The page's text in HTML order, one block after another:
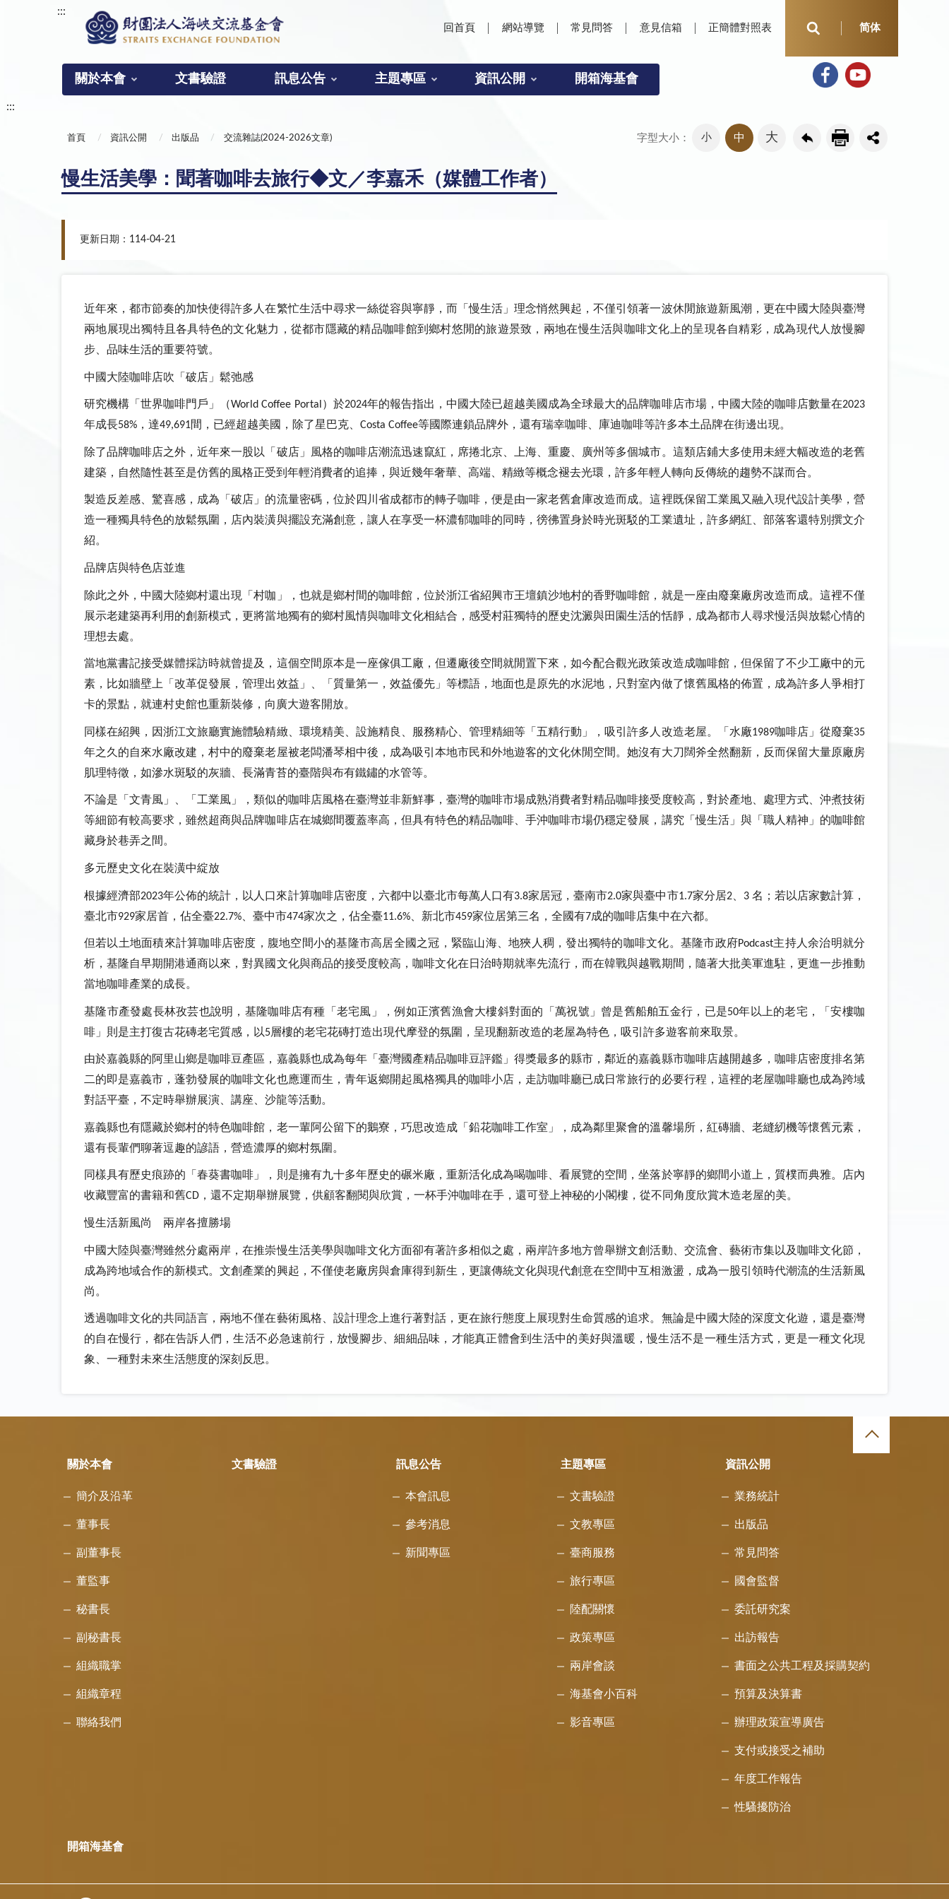
:::
回首頁 網站導覽 常見問答 意見信箱 正簡體對照表 简体
關於本會 文書驗證 訊息公告 主題專區 資訊公開 開箱海基會
:::
首頁 資訊公開 出版品 交流雜誌(2024-2026文章) 字型大小： 小 中 大
慢生活美學：聞著咖啡去旅行◆文／李嘉禾（媒體工作者）
更新日期：114-04-21
近年來，都市節奏的加快使得許多人在繁忙生活中尋求一絲從容與寧靜，而「慢生活」理念悄然興起，不僅引領著一波休閒旅遊新風潮，更在中國大陸與臺灣
兩地展現出獨特且各具特色的文化魅力，從都市隱藏的精品咖啡館到鄉村悠閒的旅遊景致，兩地在慢生活與咖啡文化上的呈現各自精彩，成為現代人放慢腳
步、品味生活的重要符號。
中國大陸咖啡店吹「破店」鬆弛感
研究機構「世界咖啡門戶」（World Coffee Portal ）於2024年的報告指出，中國大陸已超越美國成為全球最大的品牌咖啡店市場，中國大陸的咖啡店數量在2023
年成長58% ，達49,691間，已經超越美國，除了星巴克、 Costa Coffee等國際連鎖品牌外，還有瑞幸咖啡、庫迪咖啡等許多本土品牌在街邊出現。
除了品牌咖啡店之外，近年來一股以「破店」風格的咖啡店潮流迅速竄紅，席捲北京、上海、重慶、廣州等多個城市。這類店鋪大多使用未經大幅改造的老舊
建築，自然隨性甚至是仿舊的風格正受到年輕消費者的追捧，與近幾年奢華、高端、精緻等概念褪去光環，許多年輕人轉向反傳統的趨勢不謀而合。
製造反差感、驚喜感，成為「破店」的流量密碼，位於四川省成都市的轉子咖啡，便是由一家老舊倉庫改造而成。這裡既保留工業風又融入現代設計美學，營
造一種獨具特色的放鬆氛圍，店內裝潢與擺設充滿創意，讓人在享受一杯濃郁咖啡的同時，徬彿置身於時光斑駁的工業遺址，許多網紅、部落客還特別撰文介
紹。
品牌店與特色店並進
除此之外，中國大陸鄉村還出現「村咖」，也就是鄉村間的咖啡館，位於浙江省紹興市王壇鎮沙地村的香野咖啡館，就是一座由廢棄廠房改造而成。這裡不僅
展示老建築再利用的創新模式，更將當地獨有的鄉村風情與咖啡文化相結合，感受村莊獨特的歷史沈澱與田園生活的恬靜，成為都市人尋求慢活與放鬆心情的
理想去處。
當地黨書記接受媒體採訪時就曾提及，這個空間原本是一座傢俱工廠，但遷廠後空間就閒置下來，如今配合觀光政策改造成咖啡館，但保留了不少工廠中的元
素，比如牆壁上「改革促發展，管理出效益」、「質量第一，效益優先」等標語，地面也是原先的水泥地，只對室內做了懷舊風格的佈置，成為許多人爭相打
卡的景點，就連村史館也重新裝修，向廣大遊客開放。
同樣在紹興，因浙江文旅廳實施體驗精緻、環境精美、設施精良、服務精心、管理精細等「五精行動」，吸引許多人改造老屋。「水廠1989咖啡店」從廢棄35
年之久的自來水廠改建，村中的廢棄老屋被老闆潘琴相中後，成為吸引本地市民和外地遊客的文化休閒空間。她沒有大刀闊斧全然翻新，反而保留大量原廠房
肌理特徵，如滲水斑駁的灰牆、長滿青苔的臺階與布有鐵鏽的水管等。
不論是「文青風」、「工業風」，類似的咖啡店風格在臺灣並非新鮮事，臺灣的咖啡市場成熟消費者對精品咖啡接受度較高，對於產地、處理方式、沖煮技術
等細節有較高要求，雖然超商與品牌咖啡店在城鄉間覆蓋率高，但具有特色的精品咖啡、手沖咖啡市場仍穩定發展，講究「慢生活」與「職人精神」的咖啡館
藏身於巷弄之間。
多元歷史文化在裝潢中綻放
根據經濟部2023年公佈的統計，以人口來計算咖啡店密度，六都中以臺北市每萬人口有3.8家居冠，臺南市2.0家與臺中市1.7家分居2、 3 名；若以店家數計算，
臺北市929家居首，佔全臺22.7% 、臺中市474家次之，佔全臺11.6% 、新北市459家位居第三名，全國有7成的咖啡店集中在六都。
但若以土地面積來計算咖啡店密度，腹地空間小的基隆市高居全國之冠，緊臨山海、地狹人稠，發出獨特的咖啡文化。基隆市政府Podcast主持人余治明就分
析，基隆自早期開港通商以來，對異國文化與商品的接受度較高，咖啡文化在日治時期就率先流行，而在韓戰與越戰期間，隨著大批美軍進駐，更進一步推動
當地咖啡產業的成長。
基隆市產發處長林孜芸也說明，基隆咖啡店有種「老宅風」，例如正濱舊漁會大樓斜對面的「萬祝號」曾是舊船舶五金行，已是50年以上的老宅，「安樓咖
啡」則是主打復古花磚老宅質感，以5層樓的老宅花磚打造出現代摩登的氛圍，呈現翻新改造的老屋為特色，吸引許多遊客前來取景。
由於嘉義縣的阿里山鄉是咖啡豆產區，嘉義縣也成為每年「臺灣國產精品咖啡豆評鑑」得獎最多的縣市，鄰近的嘉義縣市咖啡店越開越多，咖啡店密度排名第
二的即是嘉義市，蓬勃發展的咖啡文化也應運而生，青年返鄉開起風格獨具的咖啡小店，走訪咖啡廳已成日常旅行的必要行程，這裡的老屋咖啡廳也成為跨域
對話平臺，不定時舉辦展演、講座、沙龍等活動。
嘉義縣也有隱藏於鄉村的特色咖啡館，老一輩阿公留下的鵝寮，巧思改造成「鉛花咖啡工作室」，成為鄰里聚會的溫馨場所，紅磚牆、老縫紉機等懷舊元素，
還有長輩們聊著逗趣的諺語，營造濃厚的鄉村氛圍。
同樣具有歷史痕跡的「春葵書咖啡」，則是擁有九十多年歷史的碾米廠，重新活化成為喝咖啡、看展覽的空間，坐落於寧靜的鄉間小道上，質樸而典雅。店內
收藏豐富的書籍和舊CD ，還不定期舉辦展覽，供顧客翻閱與欣賞，一杯手沖咖啡在手，還可登上神秘的小閣樓，從不同角度欣賞木造老屋的美。
慢生活新風尚 兩岸各擅勝場
中國大陸與臺灣雖然分處兩岸，在推崇慢生活美學與咖啡文化方面卻有著許多相似之處，兩岸許多地方曾舉辦文創活動、交流會、藝術市集以及咖啡文化節，
成為跨地域合作的新模式。文創產業的興起，不僅使老廠房與倉庫得到新生，更讓傳統文化與現代創意在空間中互相激盪，成為一股引領時代潮流的生活新風
尚。
透過咖啡文化的共同語言，兩地不僅在藝術風格、設計理念上進行著對話，更在旅行態度上展現對生命質感的追求。無論是中國大陸的深度文化遊，還是臺灣
的自在慢行，都在告訴人們，生活不必急速前行，放慢腳步、細細品味，才能真正體會到生活中的美好與溫暖，慢生活不是一種生活方式，更是一種文化現
象、一種對未來生活態度的深刻反思。
關於本會
簡介及沿革
董事長
副董事長
董監事
秘書長
副秘書長
組織職掌
組織章程
聯絡我們
文書驗證 訊息公告
本會訊息
參考消息
新聞專區
主題專區
文書驗證
文教專區
臺商服務
旅行專區
陸配關懷
政策專區
兩岸會談
海基會小百科
影音專區
資訊公開
業務統計
出版品
常見問答
國會監督
委託研究案
出訪報告
書面之公共工程及採購契約
預算及決算書
辦理政策宣導廣告
支付或接受之補助
年度工作報告
性騷擾防治
開箱海基會